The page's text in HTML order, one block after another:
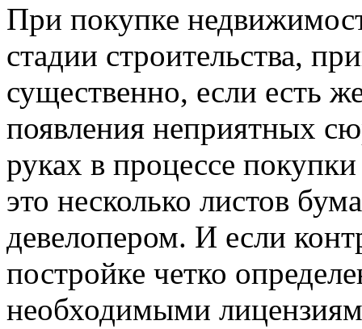
При покупке
стадии строительства,
существенно, если есть
появления неприятных
руках в процессе
это несколько листов
девелопером. И если
постройке четко
необходимыми